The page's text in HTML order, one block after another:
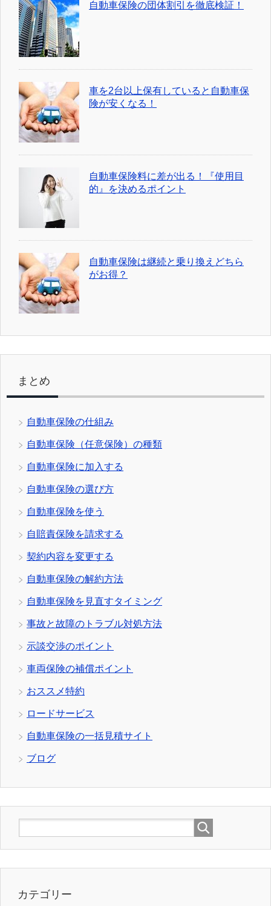
自動車保険の団体割引を徹底検証！
車を2台以上保有していると自動車保
険が安くなる！
自動車保険料に差が出る！『使用目
的』を決めるポイント
自動車保険は継続と乗り換えどちら
がお得？
まとめ
自動車保険の仕組み
自動車保険（任意保険）の種類
自動車保険に加入する
自動車保険の選び方
自動車保険を使う
自賠責保険を請求する
契約内容を変更する
自動車保険の解約方法
自動車保険を見直すタイミング
事故と故障のトラブル対処方法
示談交渉のポイント
車両保険の補償ポイント
おススメ特約
ロードサービス
自動車保険の一括見積サイト
ブログ
カテゴリー